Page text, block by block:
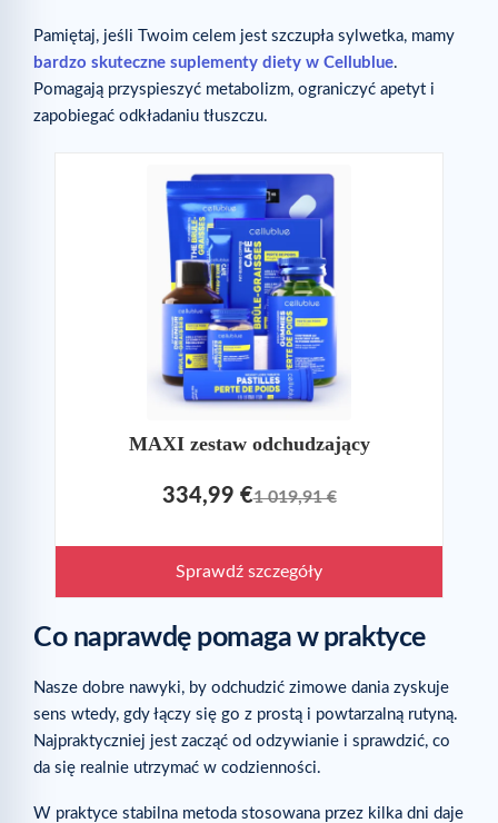
Pamiętaj, jeśli Twoim celem jest szczupła sylwetka, mamy
bardzo skuteczne suplementy diety w Cellublue.
Pomagają przyspieszyć metabolizm, ograniczyć apetyt i
zapobiegać odkładaniu tłuszczu.
MAXI zestaw odchudzający
334,99 €1 019,91 €
Sprawdź szczegóły
Co naprawdę pomaga w praktyce
Nasze dobre nawyki, by odchudzić zimowe dania zyskuje
sens wtedy, gdy łączy się go z prostą i powtarzalną rutyną.
Najpraktyczniej jest zacząć od odzywianie i sprawdzić, co
da się realnie utrzymać w codzienności.
W praktyce stabilna metoda stosowana przez kilka dni daje